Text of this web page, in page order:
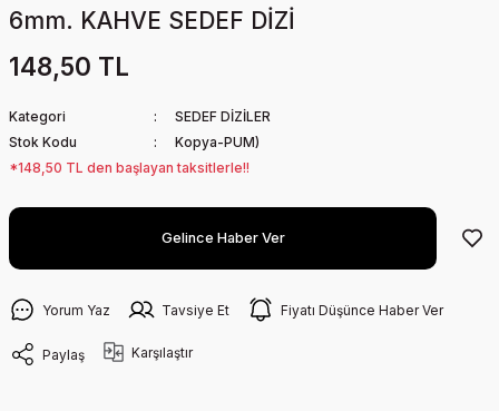
6mm. KAHVE SEDEF DİZİ
148,50 TL
Kategori
SEDEF DİZİLER
Stok Kodu
Kopya-PUM)
*148,50 TL den başlayan taksitlerle!!
Gelince Haber Ver
Yorum Yaz Tavsiye Et Fiyatı Düşünce Haber Ver
Paylaş Karşılaştır